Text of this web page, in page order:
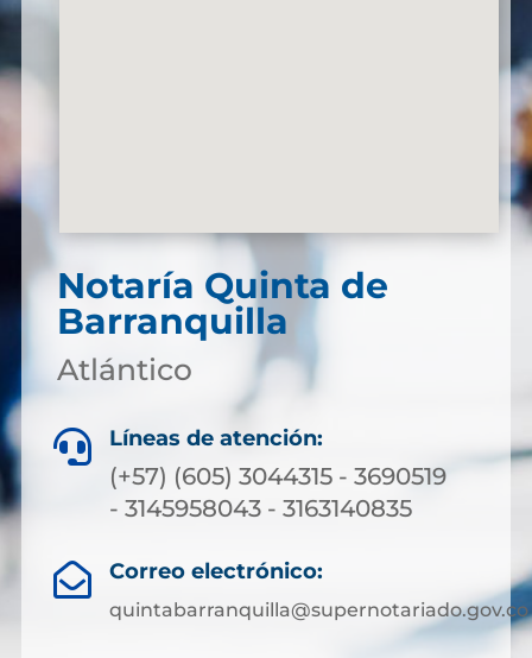
Notaría Quinta de
Barranquilla
Atlántico
 Líneas de atención:
(+57) (605) 3044315 - 3690519
- 3145958043 - 3163140835
 Correo electrónico:
quintabarranquilla@supernotariado.gov.co